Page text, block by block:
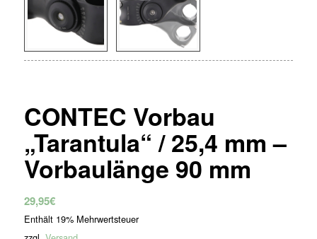
CONTEC Vorbau
„Tarantula“ / 25,4 mm –
Vorbaulänge 90 mm
29,95€
Enthält 19% Mehrwertsteuer